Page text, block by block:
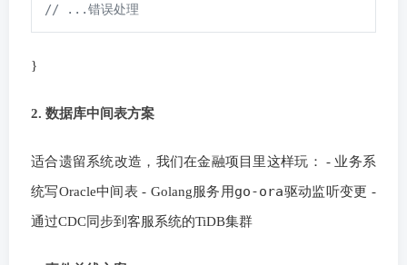
// ...错误处理
}
2. 数据库中间表方案
适合遗留系统改造，我们在金融项目里这样玩： - 业务系
统写Oracle中间表 - Golang服务用go-ora驱动监听变更 -
通过CDC同步到客服系统的TiDB集群